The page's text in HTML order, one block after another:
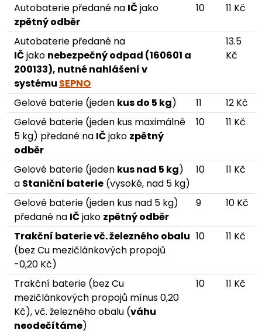
Autobaterie předané na IČjako
zpětný odběr
10 11 Kč
Autobaterie předané na
IČjako nebezpečný odpad (160601 a
200133), nutné nahlášení v
systému SEPNO
13.5
Kč
Gelové baterie (jeden kus do 5 kg) 11
12 Kč
Gelové baterie (jeden kus maximálně
5 kg) předané na IČjako zpětný
odběr
10 11 Kč
Gelové baterie (jeden kus nad 5 kg)
a Staniční baterie (vysoké, nad 5 kg)
10 11 Kč
Gelové baterie (jeden kus nad 5 kg)
předané na IČjako zpětný odběr
9 10 Kč
Trakční baterie vč. železného obalu
(bez Cu mezičlánkových propojů
-0,20 Kč)
10 11 Kč
Trakční baterie (bez Cu
mezičlánkových propojů mínus 0,20
Kč), vč. železného obalu (váhu
neodečítáme)
10 11 Kč